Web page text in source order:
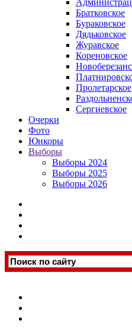
Братковское
Бураковское
Дядьковское
Журавское
Кореновское
Пролетарское
Сергиевское
Очерки
Фото
Юнкоры
Выборы
Выборы 2024
Выборы 2025
Выборы 2026